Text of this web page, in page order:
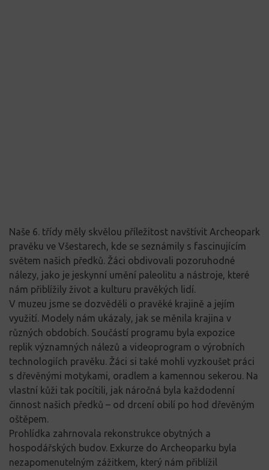
Naše 6. třídy měly skvělou příležitost navštívit Archeopark
pravěku ve Všestarech, kde se seznámily s fascinujícím
světem našich předků. Žáci obdivovali pozoruhodné
nálezy, jako je jeskynní umění paleolitu a nástroje, které
nám přiblížily život a kulturu pravěkých lidí.
V muzeu jsme se dozvěděli o pravěké krajině a jejím
využití. Modely nám ukázaly, jak se měnila krajina v
různých obdobích. Součástí programu byla expozice
replik významných nálezů a videoprogram o výrobních
technologiích pravěku. Žáci si také mohli vyzkoušet práci
s dřevěnými motykami, oradlem a kamennou sekerou. Na
vlastní kůži tak pocítili, jak náročná byla každodenní
činnost našich předků – od drcení obilí po hod dřevěným
oštěpem.
Prohlídka zahrnovala rekonstrukce obytných a
hospodářských budov. Exkurze do Archeoparku byla
nezapomenutelným zážitkem, který nám přiblížil